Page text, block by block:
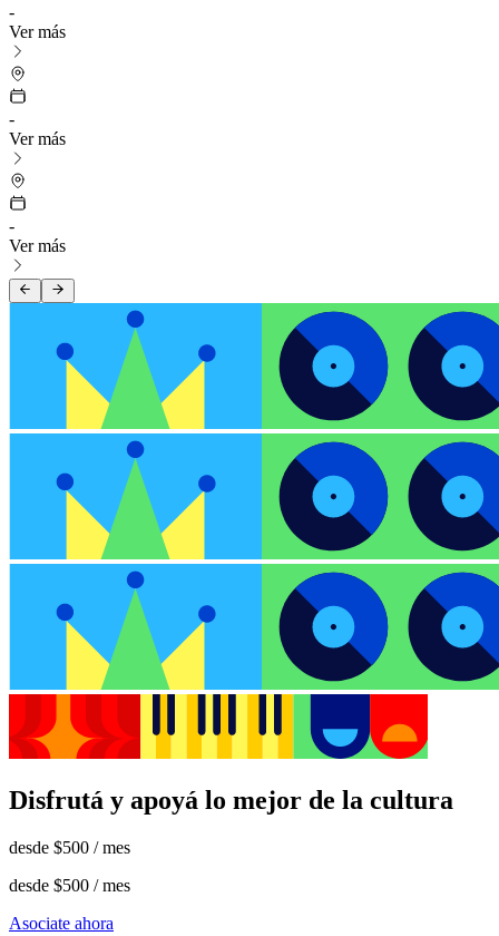
-
Ver más
-
Ver más
-
Ver más
Disfrutá y apoyá lo mejor de la cultura
desde $500 / mes
desde $500 / mes
Asociate ahora